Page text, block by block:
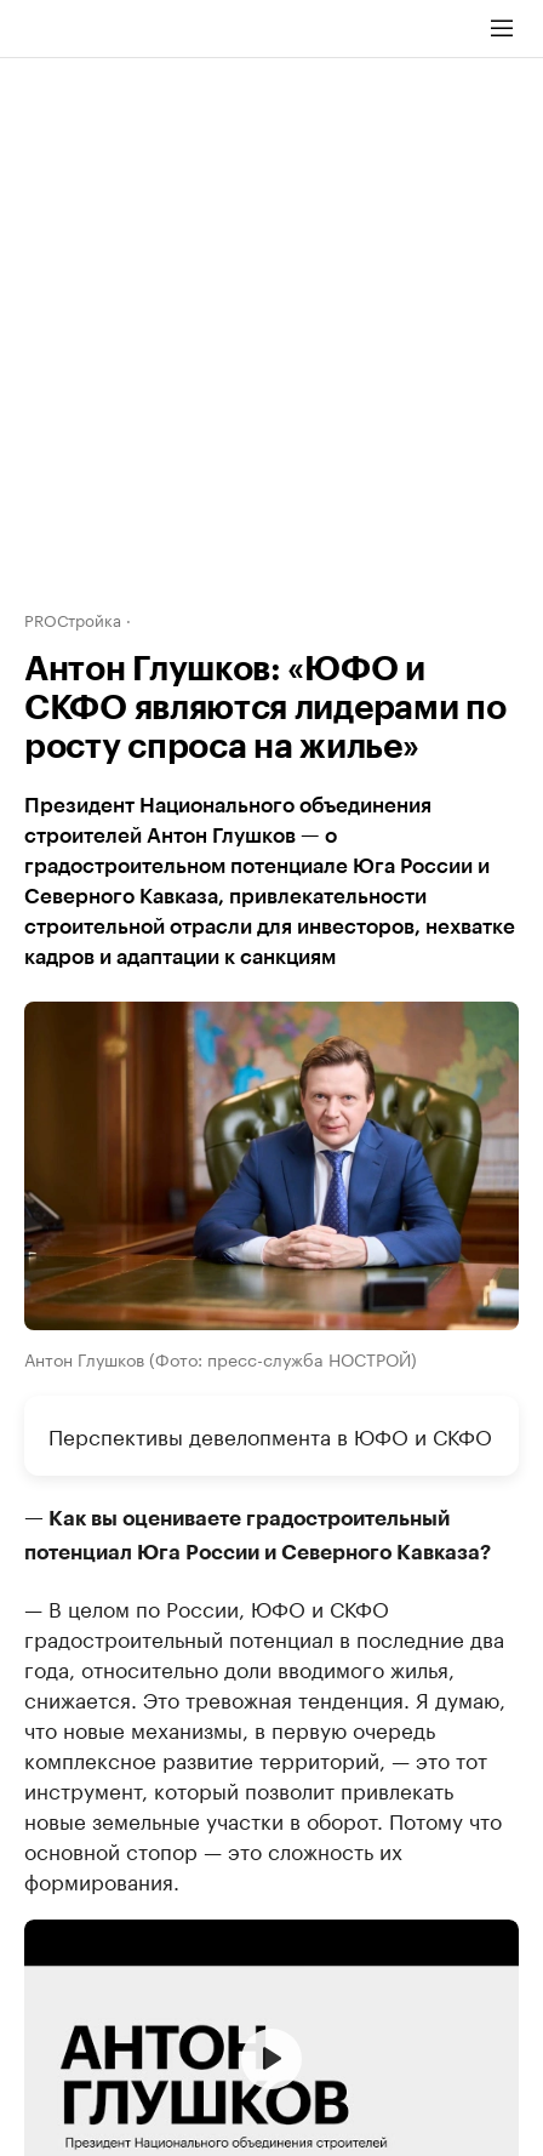
PROСтройка
Антон Глушков: «ЮФО и
СКФО являются лидерами по
росту спроса на жилье»
Президент Национального объединения
строителей Антон Глушков — о
градостроительном потенциале Юга России и
Северного Кавказа, привлекательности
строительной отрасли для инвесторов, нехватке
кадров и адаптации к санкциям
Антон Глушков (Фото: пресс-служба НОСТРОЙ)
Перспективы девелопмента в ЮФО и СКФО
— Как вы оцениваете градостроительный
потенциал Юга России и Северного Кавказа?
— В целом по России, ЮФО и СКФО
градостроительный потенциал в последние два
года, относительно доли вводимого жилья,
снижается. Это тревожная тенденция. Я думаю,
что новые механизмы, в первую очередь
комплексное развитие территорий, — это тот
инструмент, который позволит привлекать
новые земельные участки в оборот. Потому что
основной стопор — это сложность их
формирования.